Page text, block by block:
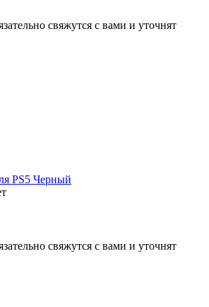
свяжутся с вами и уточнят
PS5 Черный
свяжутся с вами и уточнят